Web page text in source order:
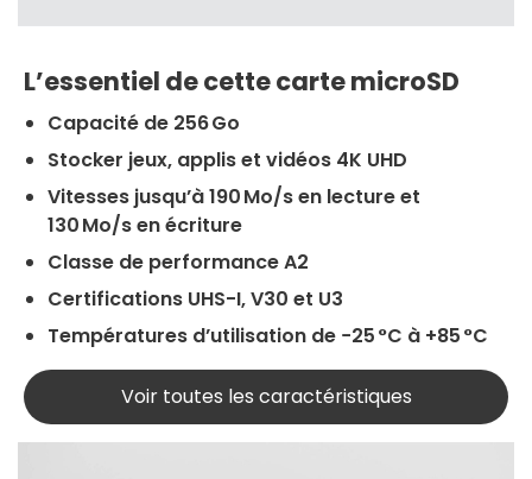
L’essentiel de cette carte microSD
Capacité de 256 Go
Stocker jeux, applis et vidéos 4K UHD
Vitesses jusqu’à 190 Mo/s en lecture et
130 Mo/s en écriture
Classe de performance A2
Certifications UHS-I, V30 et U3
Températures d’utilisation de −25 °C à +85 °C
Voir toutes les caractéristiques